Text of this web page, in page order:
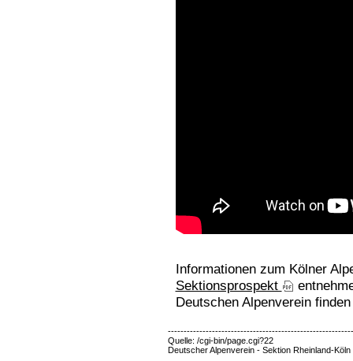
Informationen zum Kölner
Sektionsprospekt
Deutschen Alpenverein
Quelle: /cgi-bin/page.cgi?22
Deutscher Alpenverein - Sektion Rheinland-